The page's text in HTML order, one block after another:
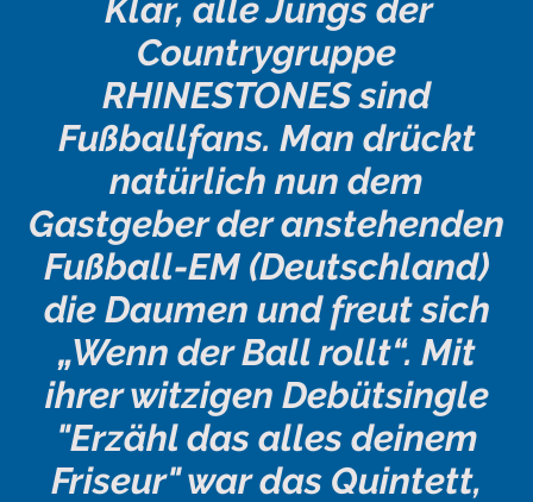
Klar, alle Jungs der
Countrygruppe
RHINESTONES sind
Fußballfans. Man drückt
natürlich nun dem
Gastgeber der anstehenden
Fußball-EM (Deutschland)
die Daumen und freut sich
„Wenn der Ball rollt“. Mit
ihrer witzigen Debütsingle
"Erzähl das alles deinem
Friseur" war das Quintett,